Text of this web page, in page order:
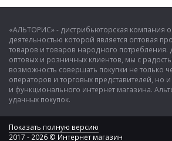
«АЛЬТОРИС» - дистрибьюторская компания
деятельностью которой является оптовая
товаров и товаров народного потребления.
оптовых и розничных клиентов, мы с
возможность совершать покупки не только
операторов и торговых представителей,
и функционального интернет магазина.
удачных покупок.
Показать полную версию
2017 - 2026 © Интернет магазин